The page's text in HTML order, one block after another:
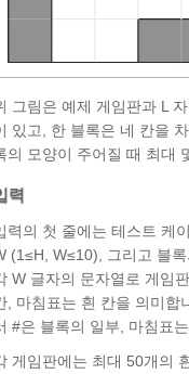
그림은 예제 게임판과 L
있고, 한 블록은 네 칸을
의 모양이 주어질 때 최대
력
력의 첫 줄에는 테스트 케
(1≤H, W≤10), 그리고 블
W 글자의 문자열로 게임
, 마침표는 흰 칸을 의미합
#은 블록의 일부, 마침표
게임판에는 최대 50개의